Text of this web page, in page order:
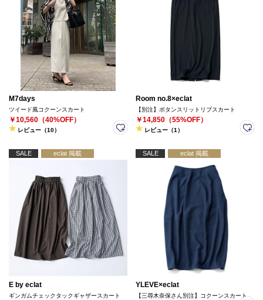
M7days
ツイード風コクーンスカート
￥10,560（40%OFF）
レビュー（10）
Room no.8×eclat
【別注】ボタンスリットリブスカート
￥14,850（55%OFF）
レビュー（1）
SALE eclat 掲載
E by eclat
ギンガムチェックタックギャザースカート
SALE eclat 掲載
YLEVE×eclat
【三尋木奈保さん別注】コクーンスカート